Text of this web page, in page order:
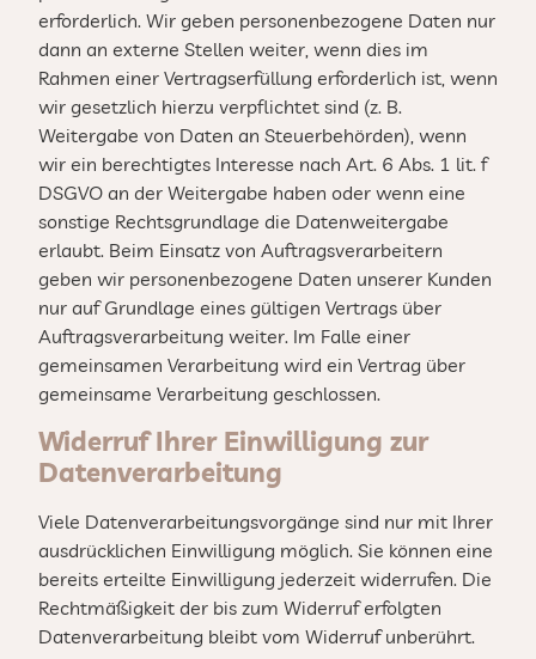
erforderlich. Wir geben personenbezogene Daten nur
dann an externe Stellen weiter, wenn dies im
Rahmen einer Vertragserfüllung erforderlich ist, wenn
wir gesetzlich hierzu verpflichtet sind (z. B.
Weitergabe von Daten an Steuerbehörden), wenn
wir ein berechtigtes Interesse nach Art. 6 Abs. 1 lit. f
DSGVO an der Weitergabe haben oder wenn eine
sonstige Rechtsgrundlage die Datenweitergabe
erlaubt. Beim Einsatz von Auftragsverarbeitern
geben wir personenbezogene Daten unserer Kunden
nur auf Grundlage eines gültigen Vertrags über
Auftragsverarbeitung weiter. Im Falle einer
gemeinsamen Verarbeitung wird ein Vertrag über
gemeinsame Verarbeitung geschlossen.
Widerruf Ihrer Einwilligung zur
Datenverarbeitung
Viele Datenverarbeitungsvorgänge sind nur mit Ihrer
ausdrücklichen Einwilligung möglich. Sie können eine
bereits erteilte Einwilligung jederzeit widerrufen. Die
Rechtmäßigkeit der bis zum Widerruf erfolgten
Datenverarbeitung bleibt vom Widerruf unberührt.